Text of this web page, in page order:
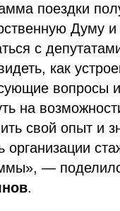
поездки
Думу
с
как
вопросы
на
свой опыт и
организации
—
.